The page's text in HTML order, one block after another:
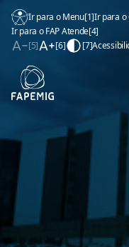
Ir para o Menu[1]Ir para o
Ir para o FAP Atende[4]
[5]
[6] [7]